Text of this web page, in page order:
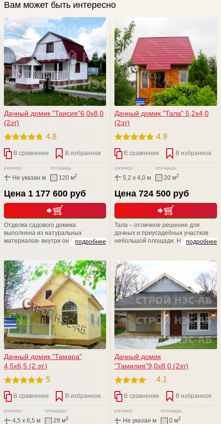
Вам может быть интересно
Дачный домик "Таисия"6,0х8,0
(2эт)
4.8
В сравнение В избранное
размер:
Не указан м
площадь:
120 м2
Цена 1 177 600 руб
подробнее
Отделка садового домика
выполнена из натуральных
материалов- внутри он отделан
Дачный домик "Тала" 5,2х4,0
(2эт)
4.9
В сравнение В избранное
размер:
5,2 x 4,0 м
площадь:
20 м2
Цена 724 500 руб
подробнее
Тала – отличное решение для
дачных и приусадебных участков
небольшой площади. На
постройки. Двухэтажный дом
позволяет получить две
просторные комнаты и веранду.
При этом он занимает совсем
немного места на участке
Дачный домик "Тамара"
4,5х6,5 (2 эт.)
5
В сравнение В избранное
размер:
4,5 x 6,5 м
площадь:
29 м2
Дачный домик
"Тамилия"9,0х8,0 (2эт)
4.1
В сравнение В избранное
размер:
Не указан м
площадь:
0 м2